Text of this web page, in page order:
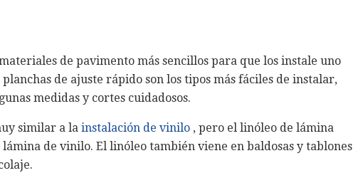
de pavimento más sencillos para que los instale uno
de ajuste rápido son los tipos más fáciles de instalar,
medidas y cortes cuidadosos.
similar a la instalación de vinilo , pero el linóleo de lámina
de vinilo. El linóleo también viene en baldosas y tablones